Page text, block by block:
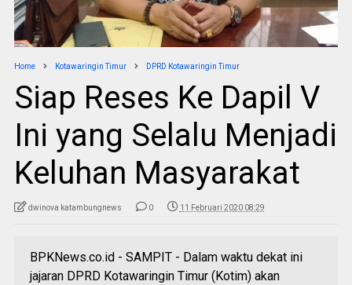
Home Kotawaringin Timur DPRD Kotawaringin Timur
Siap Reses Ke Dapil V
Ini yang Selalu Menjadi
Keluhan Masyarakat
dwinova katambungnews 0 11 Februari 2020 08:29
BPKNews.co.id - SAMPIT - Dalam waktu dekat ini
jajaran DPRD Kotawaringin Timur (Kotim) akan